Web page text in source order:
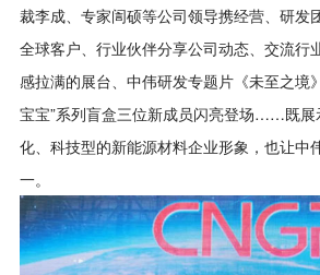
裁李成、专家訚硕等公司领导携经营、研发
全球客户、行业伙伴分享公司动态、交流行
感拉满的展台、中伟研发专题片《未至之境
宝宝”系列盲盒三位新成员闪亮登场……既展
化、科技型的新能源材料企业形象，也让中
一。